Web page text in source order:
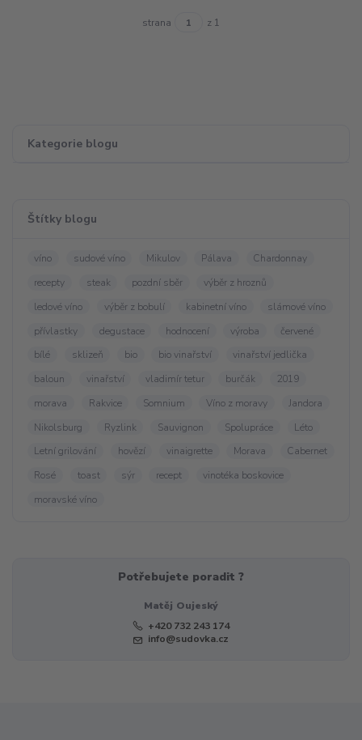
Kategorie blogu
Štítky blogu
víno sudové víno Mikulov Pálava
Chardonnay
recepty
steak pozdní sběr
výběr z hroznů
ledové víno
výběr z bobulí kabinetní víno
slámové víno
přívlastky
degustace hodnocení výroba
červené
bílé
sklizeň bio bio vinařství
vinařství jedlička
baloun
vinařství vladimír tetur burčák
2019
morava
Rakvice Somnium Víno z moravy
Jandora
Nikolsburg
Ryzlink Sauvignon Spolupráce
Léto
Letní grilování
hovězí vinaigrette Morava
Cabernet
Rosé
toast sýr recept
vinotéka boskovice
moravské víno
Potřebujete poradit ?
Matěj Oujeský
+420 732 243 174
info@sudovka.cz
strana z 1